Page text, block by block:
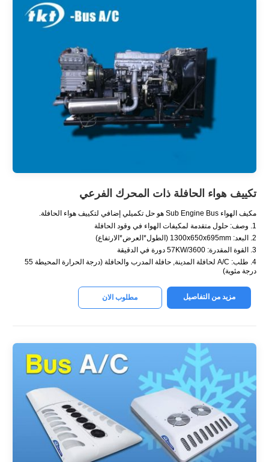
تكييف هواء الحافلة ذات المحرك الفرعي
مكيف الهواء Sub Engine Bus هو حل تكميلي إضافي لتكييف هواء الحافلة.
1. وصف: حلول متقدمة لمكيفات الهواء في وقود الحافلة
2. البعد: 1300x650x695mm (الطول*العرض*الارتفاع)
3. القوة المقدرة: 57KW/3600 دورة في الدقيقة
4. طلب: A/C لحافلة المدينة, حافلة المدرب والحافلة (درجة الحرارة المحيطة 55
درجة مئوية)
مزيد من التفاصيل مطلوب الان